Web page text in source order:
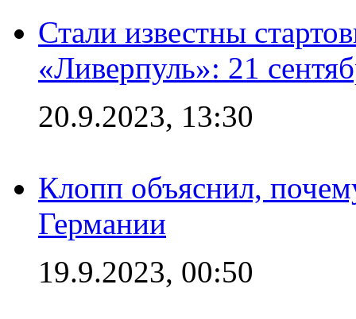
Стали известны
«Ливерпуль»: 21
20.9.2023, 13:30
Клопп объяснил,
Германии
19.9.2023, 00:50